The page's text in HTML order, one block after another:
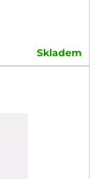
Skladem